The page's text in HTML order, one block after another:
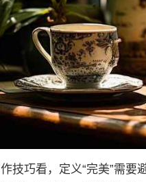
技巧看，定义“完美”需要